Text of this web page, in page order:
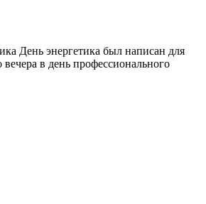
День энергетика был написан для
в день профессионального